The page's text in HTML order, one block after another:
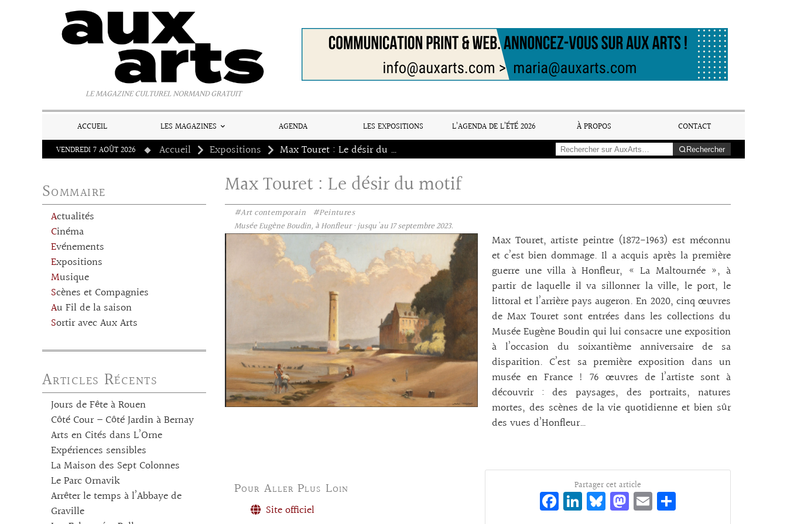
LE MAGAZINE CULTUREL NORMAND GRATUIT
ACCUEIL LES MAGAZINES AGENDA LES EXPOSITIONS L’AGENDA DE L’ÉTÉ 2026 À PROPOS
CONTACT
VENDREDI 7 AOÛT 2026
Accueil Expositions Max Touret : Le désir du motif Rechercher
Sommaire
Actualités
Cinéma
Evénements
Expositions
Musique
Scènes et Compagnies
Au Fil de la saison
Sortir avec Aux Arts
Articles Récents
Jours de Fête à Rouen
Côté Cour – Côté Jardin à Bernay
Arts en Cités dans L’Orne
Expériences sensibles
La Maison des Sept Colonnes
Le Parc Ornavik
Arrêter le temps à l’Abbaye de
Graville
Max Touret : Le désir du motif
#Art contemporain
#Peintures
Musée Eugène Boudin, à Honfleur · jusqu'au 17 septembre 2023.
Max Touret, artiste peintre (1872-1963) est méconnu
et c’est bien dommage. Il a acquis après la première
guerre une villa à Honfleur, « La Maltournée », à
partir de laquelle il va sillonner la ville, le port, le
littoral et l’arrière pays augeron. En 2020, cinq œuvres
de Max Touret sont entrées dans les collections du
Musée Eugène Boudin qui lui consacre une exposition
à l’occasion du soixantième anniversaire de sa
disparition. C’est sa première exposition dans un
musée en France ! 76 œuvres de l’artiste sont à
découvrir : des paysages, des portraits, natures
mortes, des scènes de la vie quotidienne et bien sûr
des vues d’Honfleur…
Pour Aller Plus Loin
Site officiel
Partager cet article
Fa Li Bl M E
Panneau de gestion des cookies